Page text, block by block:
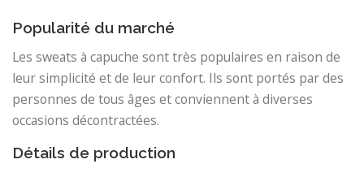
Popularité du marché
Les sweats à capuche sont très populaires en raison de
leur simplicité et de leur confort. Ils sont portés par des
personnes de tous âges et conviennent à diverses
occasions décontractées.
Détails de production